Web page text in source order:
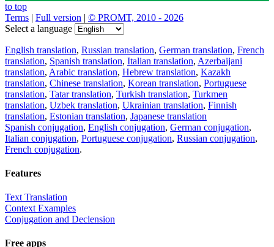
to top
Terms | Full version | © PROMT, 2010 - 2026
Select a language
English translation, Russian translation, German translation, French
translation, Spanish translation, Italian translation, Azerbaijani
translation, Arabic translation, Hebrew translation, Kazakh
translation, Chinese translation, Korean translation, Portuguese
translation, Tatar translation, Turkish translation, Turkmen
translation, Uzbek translation, Ukrainian translation, Finnish
translation, Estonian translation, Japanese translation
Spanish conjugation, English conjugation, German conjugation,
Italian conjugation, Portuguese conjugation, Russian conjugation,
French conjugation.
Features
Text Translation
Context Examples
Conjugation and Declension
Free apps